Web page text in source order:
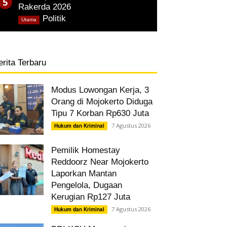
Rakerda 2026
Politik
Utama
Terbaru
Modus Lowongan Kerja, 3
Orang di Mojokerto Diduga
Tipu 7 Korban Rp630 Juta
Hukum dan Kriminal 7 Agustus 2026
Pemilik Homestay
Reddoorz Near Mojokerto
Laporkan Mantan
Pengelola, Dugaan
Kerugian Rp127 Juta
Hukum dan Kriminal 7 Agustus 2026